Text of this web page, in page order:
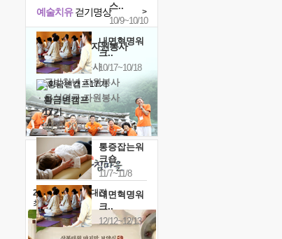
스..
10/9~10/10
내면혁명워
크..
10/17~10/18
황금변캠프
17기
10/30~10/31
통증잡는워
크숍
11/7~11/8
내면혁명워
크..
12/12~12/13
예술치유걷기명상 >
'옹달샘의 꽃'자원봉사
· 청년 자원봉사
· 금빛청년 자원봉사
· 음식연구 자원봉사
2026 말복 보양대전
최대74%할인